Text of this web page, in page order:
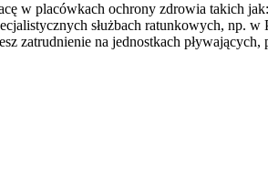
w placówkach ochrony zdrowia takich
służbach ratunkowych, np.
zatrudnienie na jednostkach